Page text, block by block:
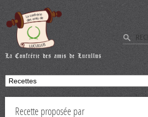
Recette proposée par